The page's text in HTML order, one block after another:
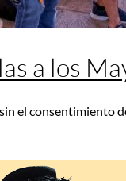
a los
el consentimiento